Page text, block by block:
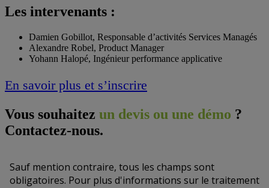
Les intervenants :
Damien Gobillot, Responsable d’activités Services Managés
Alexandre Robel, Product Manager
Yohann Halopé, Ingénieur performance applicative
En savoir plus et s’inscrire
Vous souhaitez un devis ou une démo ?
Contactez-nous.